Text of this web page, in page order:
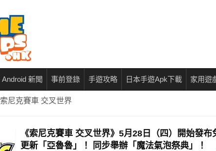
Android 新聞 事前登錄 手遊攻略 日本手遊Apk下載 家用遊
索尼克賽車 交叉世界
《索尼克賽車 交叉世界》5月28日（四）開始發布
更新「亞魯魯」！ 同步舉辦「魔法氣泡祭典」！